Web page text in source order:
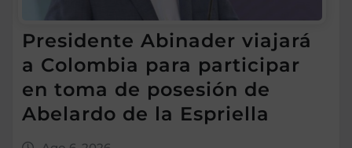
Presidente Abinader viajará
a Colombia para participar
en toma de posesión de
Abelardo de la Espriella